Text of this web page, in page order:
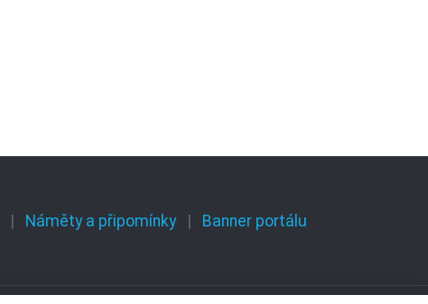
Náměty a připomínky Banner portálu